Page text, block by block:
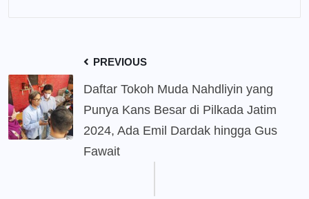
PREVIOUS
Daftar Tokoh Muda Nahdliyin yang
Punya Kans Besar di Pilkada Jatim
2024, Ada Emil Dardak hingga Gus
Fawait